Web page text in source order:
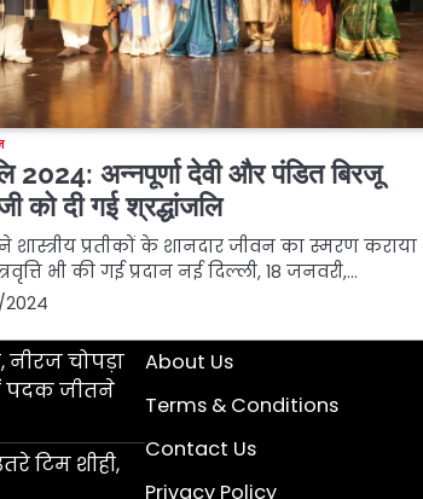
2024: अन्नपूर्णा देवी और पंडित बिरजू
को दी गई श्रद्धांजलि
ने शास्त्रीय प्रतीकों के शानदार जीवन का स्मरण कराया
भी की गई प्रदान नई दिल्ली, 18 जनवरी,…
2024
नीरज चोपड़ा
पदक जीतने
टिम शीही,
About Us
Terms & Conditions
Contact Us
Privacy Policy